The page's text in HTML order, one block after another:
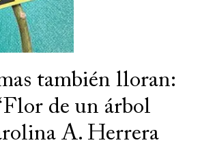
también lloran:
de un árbol
A. Herrera